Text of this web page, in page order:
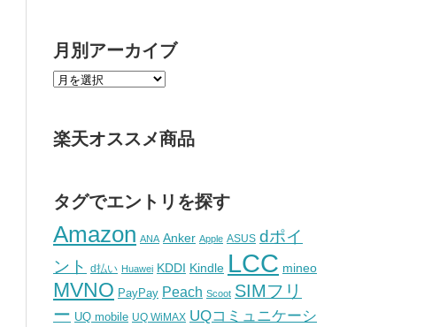
月別アーカイブ
楽天オススメ商品
タグでエントリを探す
Amazon ANA Anker Apple ASUS dポイ
ント
d払い Huawei KDDI Kindle LCC mineo
MVNO PayPay Peach Scoot SIMフリ
ー UQ mobile UQ WiMAX UQコミュニケーシ